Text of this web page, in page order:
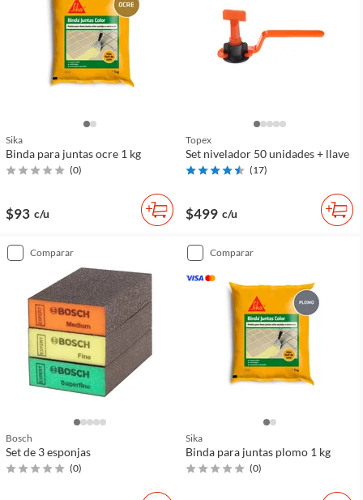
Sika
Binda para juntas ocre 1 kg
(0)
$93 c/u
Topex
Set nivelador 50 unidades + llave
(17)
$499 c/u
comparar
Bosch
Set de 3 esponjas
(0)
comparar
Sika
Binda para juntas plomo 1 kg
(0)